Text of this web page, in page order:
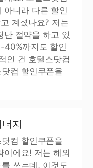
아니라 다른 할인
계셨나요? 저는
난 절약을 하고 있
40%까지도 할인
인 건 호텔스닷컴
컴 할인쿠폰을
지
컴 할인쿠폰을
이에요! 저는 해외
쓰는데, 이것도